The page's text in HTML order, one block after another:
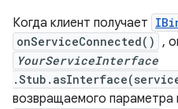
Когда клиент получает
onServiceConnected() ,
YourServiceInterface
возвращаемого параметра